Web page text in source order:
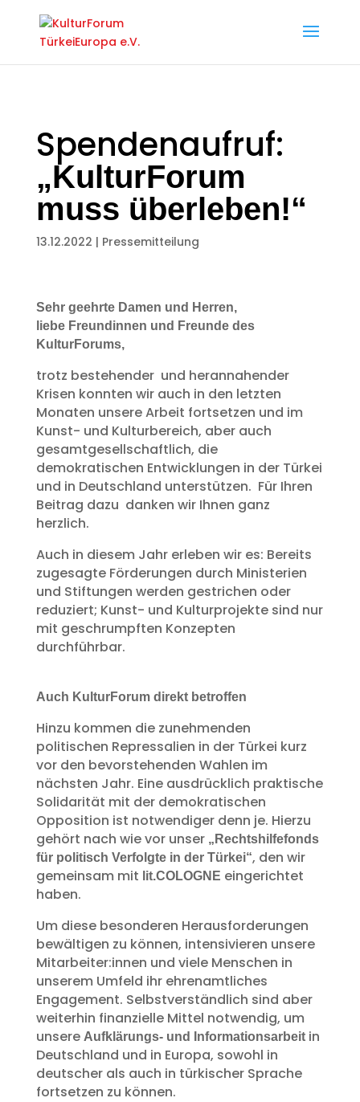
Spendenaufruf:
„KulturForum
muss überleben!“
13.12.2022 | Pressemitteilung
Sehr geehrte Damen und Herren,
liebe Freundinnen und Freunde des
KulturForums,
trotz bestehender und herannahender
Krisen konnten wir auch in den letzten
Monaten unsere Arbeit fortsetzen und im
Kunst- und Kulturbereich, aber auch
gesamtgesellschaftlich, die
demokratischen Entwicklungen in der Türkei
und in Deutschland unterstützen. Für Ihren
Beitrag dazu danken wir Ihnen ganz
herzlich.
Auch in diesem Jahr erleben wir es: Bereits
zugesagte Förderungen durch Ministerien
und Stiftungen werden gestrichen oder
reduziert; Kunst- und Kulturprojekte sind nur
mit geschrumpften Konzepten
durchführbar.
Auch KulturForum direkt betroffen
Hinzu kommen die zunehmenden
politischen Repressalien in der Türkei kurz
vor den bevorstehenden Wahlen im
nächsten Jahr. Eine ausdrücklich praktische
Solidarität mit der demokratischen
Opposition ist notwendiger denn je. Hierzu
gehört nach wie vor unser „Rechtshilfefonds
für politisch Verfolgte in der Türkei“, den wir
gemeinsam mit lit.COLOGNE eingerichtet
haben.
Um diese besonderen Herausforderungen
bewältigen zu können, intensivieren unsere
Mitarbeiter:innen und viele Menschen in
unserem Umfeld ihr ehrenamtliches
Engagement. Selbstverständlich sind aber
weiterhin finanzielle Mittel notwendig, um
unsere Aufklärungs- und Informationsarbeitin
Deutschland und in Europa, sowohl in
deutscher als auch in türkischer Sprache
fortsetzen zu können.